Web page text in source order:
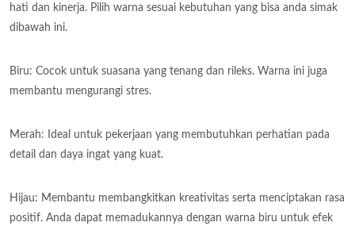
hati dan kinerja. Pilih warna sesuai kebutuhan yang bisa anda simak
dibawah ini.
Biru: Cocok untuk suasana yang tenang dan rileks. Warna ini juga
membantu mengurangi stres.
Merah: Ideal untuk pekerjaan yang membutuhkan perhatian pada
detail dan daya ingat yang kuat.
Hijau: Membantu membangkitkan kreativitas serta menciptakan rasa
positif. Anda dapat memadukannya dengan warna biru untuk efek